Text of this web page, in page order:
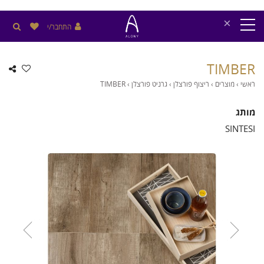
× התחבר/י
TIMBER
ראשי ›מוצרים › ריצוף פורצלן› גרניט פורצלן›
TIMBER
מותג
SINTESI